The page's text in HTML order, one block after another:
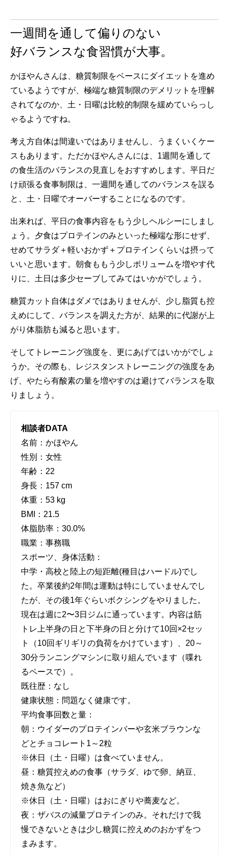
一週間を通して偏りのない
好バランスな食習慣が大事。
かほやんさんは、糖質制限をベースにダイエットを進め
ているようですが、極端な糖質制限のデメリットを理解
されてなのか、土・日曜は比較的制限を緩めていらっし
ゃるようですね。
考え方自体は間違いではありませんし、うまくいくケー
スもあります。ただかほやんさんには、1週間を通して
の食生活のバランスの見直しをおすすめします。平日だ
け頑張る食事制限は、一週間を通してのバランスを誤る
と、土・日曜でオーバーすることになるのです。
出来れば、平日の食事内容をもう少しヘルシーにしまし
ょう。夕食はプロテインのみといった極端な形にせず、
せめてサラダ＋軽いおかず＋プロテインくらいは摂って
いいと思います。朝食ももう少しボリュームを増やす代
りに、土日は多少セーブしてみてはいかがでしょう。
糖質カット自体はダメではありませんが、少し脂質も控
えめにして、バランスを調えた方が、結果的に代謝が上
がり体脂肪も減ると思います。
そしてトレーニング強度を、更にあげてはいかがでしょ
うか。その際も、レジスタンストレーニングの強度をあ
げ、やたら有酸素の量を増やすのは避けてバランスを取
りましょう。
相談者DATA
名前：かほやん
性別：女性
年齢：22
身長：157 cm
体重：53 kg
BMI：21.5
体脂肪率：30.0%
職業：事務職
スポーツ、身体活動：
中学・高校と陸上の短距離(種目はハードル)でし
た。卒業後約2年間は運動は特にしていませんでし
たが、その後1年ぐらいボクシングをやりました。
現在は週に2〜3日ジムに通っています。内容は筋
トレ上半身の日と下半身の日と分けて10回×2セッ
ト（10回ギリギリの負荷をかけています）、20～
30分ランニングマシンに取り組んでいます（喋れ
るペースで）。
既往歴：なし
健康状態：問題なく健康です。
平均食事回数と量：
朝：ウイダーのプロテインバーや玄米ブラウンな
どとチョコレート1～2粒
※休日（土・日曜）は食べていません。
昼：糖質控えめの食事（サラダ、ゆで卵、納豆、
焼き魚など）
※休日（土・日曜）はおにぎりや蕎麦など。
夜：ザバスの減量プロテインのみ。それだけで我
慢できないときは少し糖質に控えめのおかずをつ
まみます。